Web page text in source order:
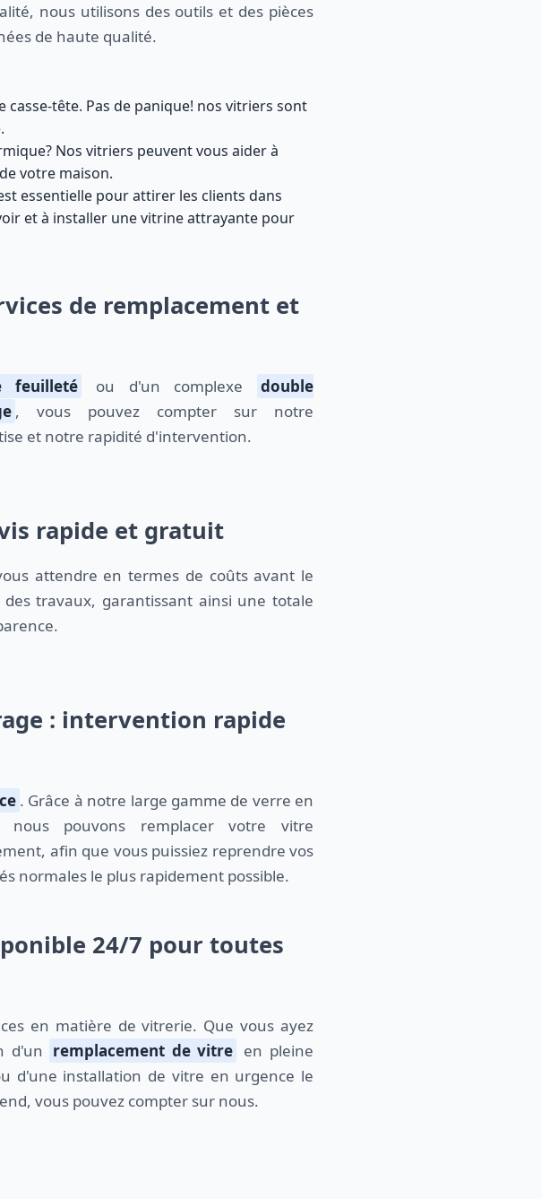
nous utilisons des outils et des pièces
de haute qualité.
tête. Pas de panique! nos vitriers sont
Nos vitriers peuvent vous aider à
votre maison.
essentielle pour attirer les clients dans
et à installer une vitrine attrayante pour
de remplacement et
feuilleté ou d'un complexe
double
, vous pouvez compter sur notre
et notre rapidité d'intervention.
rapide et gratuit
attendre en termes de coûts avant le
des travaux, garantissant ainsi une totale
: intervention rapide
. Grâce à notre large gamme de verre en
nous pouvons remplacer votre vitre
afin que vous puissiez reprendre vos
normales le plus rapidement possible.
24/7 pour toutes
en matière de vitrerie. Que vous ayez
d'un
remplacement de vitre en pleine
d'une installation de vitre en urgence le
vous pouvez compter sur nous.